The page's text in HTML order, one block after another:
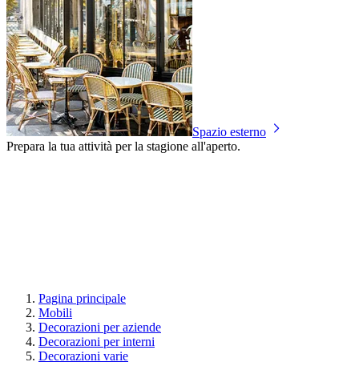
Spazio esterno
Prepara la tua attività per la stagione all'aperto.
Pagina principale
Mobili
Decorazioni per aziende
Decorazioni per interni
Decorazioni varie